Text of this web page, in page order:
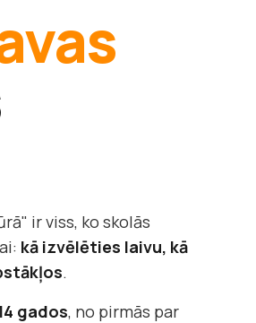
ir viss, ko skolās
kā izvēlēties laivu, kā
.
gados, no pirmās par